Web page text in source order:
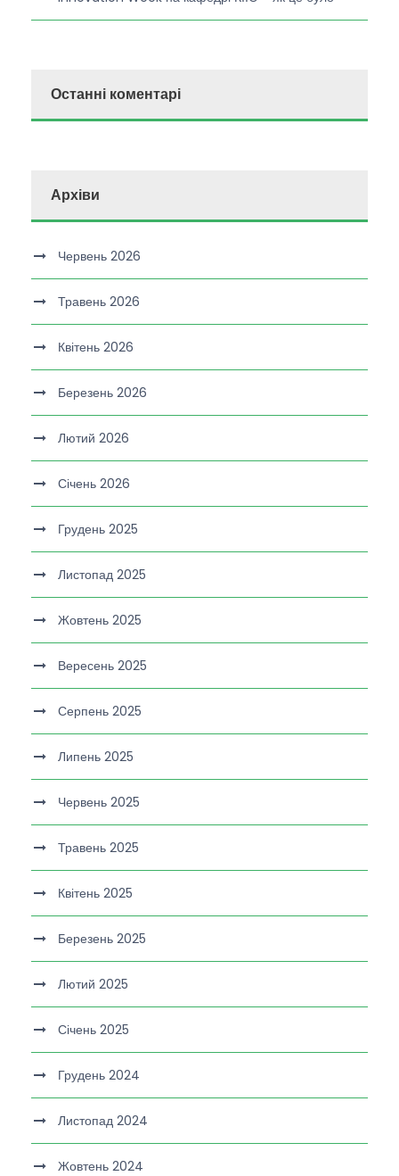
Останні коментарі
Архіви
Червень 2026
Травень 2026
Квітень 2026
Березень 2026
Лютий 2026
Січень 2026
Грудень 2025
Листопад 2025
Жовтень 2025
Вересень 2025
Серпень 2025
Липень 2025
Червень 2025
Травень 2025
Квітень 2025
Березень 2025
Лютий 2025
Січень 2025
Грудень 2024
Листопад 2024
Жовтень 2024